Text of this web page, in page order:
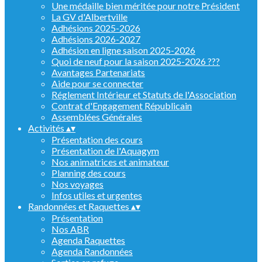
Une médaille bien méritée pour notre Président
La GV d'Albertville
Adhésions 2025-2026
Adhésions 2026-2027
Adhésion en ligne saison 2025-2026
Quoi de neuf pour la saison 2025-2026 ???
Avantages Partenariats
Aide pour se connecter
Réglement Intérieur et Statuts de l'Association
Contrat d'Engagement Républicain
Assemblées Générales
Activités ▴▾
Présentation des cours
Présentation de l'Aquagym
Nos animatrices et animateur
Planning des cours
Nos voyages
Infos utiles et urgentes
Randonnées et Raquettes ▴▾
Présentation
Nos ABR
Agenda Raquettes
Agenda Randonnées